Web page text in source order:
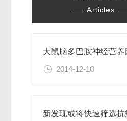
Articles
2014-12-10
新发现或将快速筛选抗